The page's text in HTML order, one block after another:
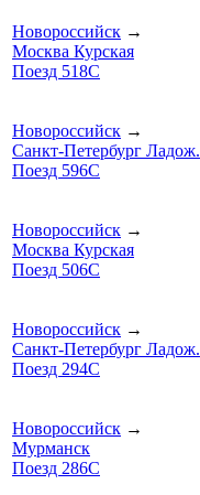
Новороссийск →
Москва Курская
Поезд 518С
Новороссийск →
Санкт-Петербург Ладож.
Поезд 596С
Новороссийск →
Москва Курская
Поезд 506С
Новороссийск →
Санкт-Петербург Ладож.
Поезд 294С
Новороссийск →
Мурманск
Поезд 286С